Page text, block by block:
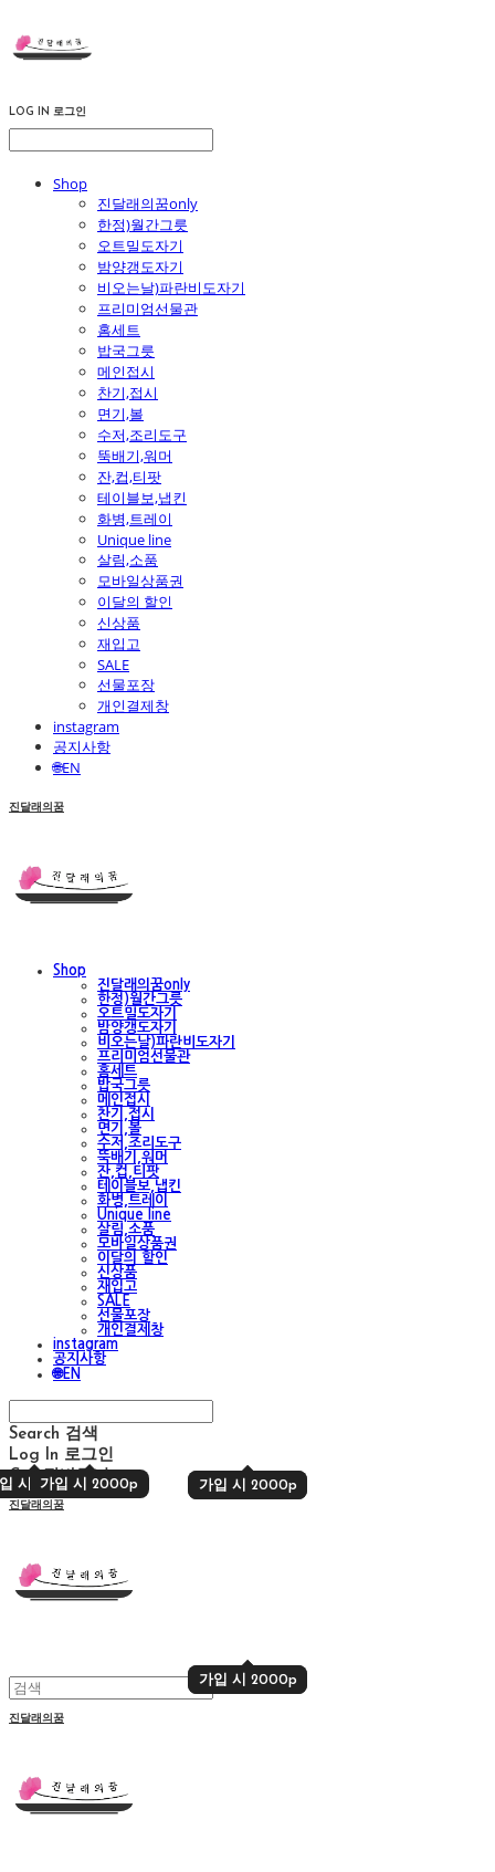
LOG IN 로그인
Shop
진달래의꿈only
한정)월간그릇
오트밀도자기
밤양갱도자기
비오는날)파란비도자기
프리미엄선물관
홈세트
밥국그릇
메인접시
찬기,접시
면기,볼
수저,조리도구
뚝배기,워머
잔,컵,티팟
테이블보,냅킨
화병,트레이
Unique line
살림,소품
모바일상품권
이달의 할인
신상품
재입고
SALE
선물포장
개인결제창
instagram
공지사항
🌐EN
진달래의꿈
Shop
진달래의꿈only
한정)월간그릇
오트밀도자기
밤양갱도자기
비오는날)파란비도자기
프리미엄선물관
홈세트
밥국그릇
메인접시
찬기,접시
면기,볼
수저,조리도구
뚝배기,워머
잔,컵,티팟
테이블보,냅킨
화병,트레이
Unique line
살림,소품
모바일상품권
이달의 할인
신상품
재입고
SALE
선물포장
개인결제창
instagram
공지사항
🌐EN
Search 검색
Log In
시 2000p
로그인
가입 시 2000p 가입 시 2000p
가입 시 2000p
Cart장바구니
진달래의꿈
가입 시 2000p
가입 시 2000p
진달래의꿈